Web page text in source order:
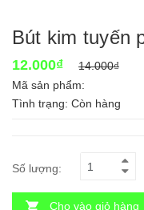
Bút kim tuyến
12.000₫
14.000₫
Mã sản phẩm:
Tình trạng: Còn hàng
Số lượng:
Cho vào giỏ hàng